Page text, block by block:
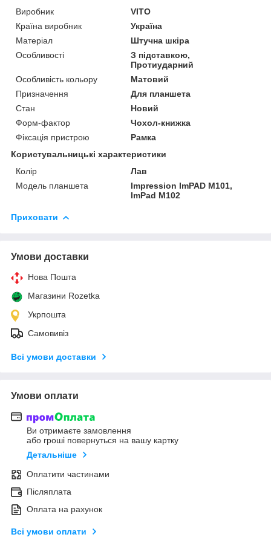
Виробник
VITO
Країна виробник
Україна
Матеріал
Штучна шкіра
Особливості
З підставкою,
Протиударний
Особливість кольору
Матовий
Призначення
Для планшета
Стан
Новий
Форм-фактор
Чохол-книжка
Фіксація пристрою
Рамка
Користувальницькі характеристики
Колір
Лав
Модель планшета
Impression ImPAD M101,
ImPad M102
Приховати
Умови доставки
Нова Пошта
Магазини Rozetka
Укрпошта
Самовивіз
Всі умови доставки
Умови оплати
Ви отримаєте замовлення
або гроші повернуться на вашу картку
Детальніше
Оплатити частинами
Післяплата
Оплата на рахунок
Всі умови оплати